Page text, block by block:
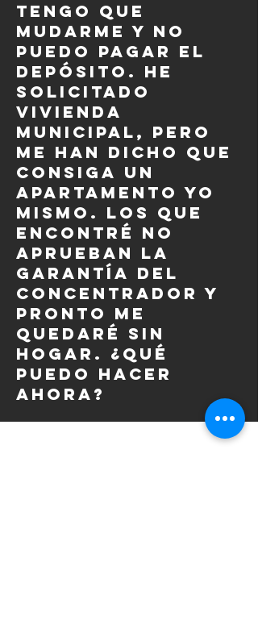
Tengo que
mudarme y no
puedo pagar el
depósito. He
solicitado
vivienda
municipal, pero
me han dicho que
consiga un
apartamento yo
mismo. Los que
encontré no
aprueban la
garantía del
concentrador y
pronto me
quedaré sin
hogar. ¿Qué
puedo hacer
ahora?